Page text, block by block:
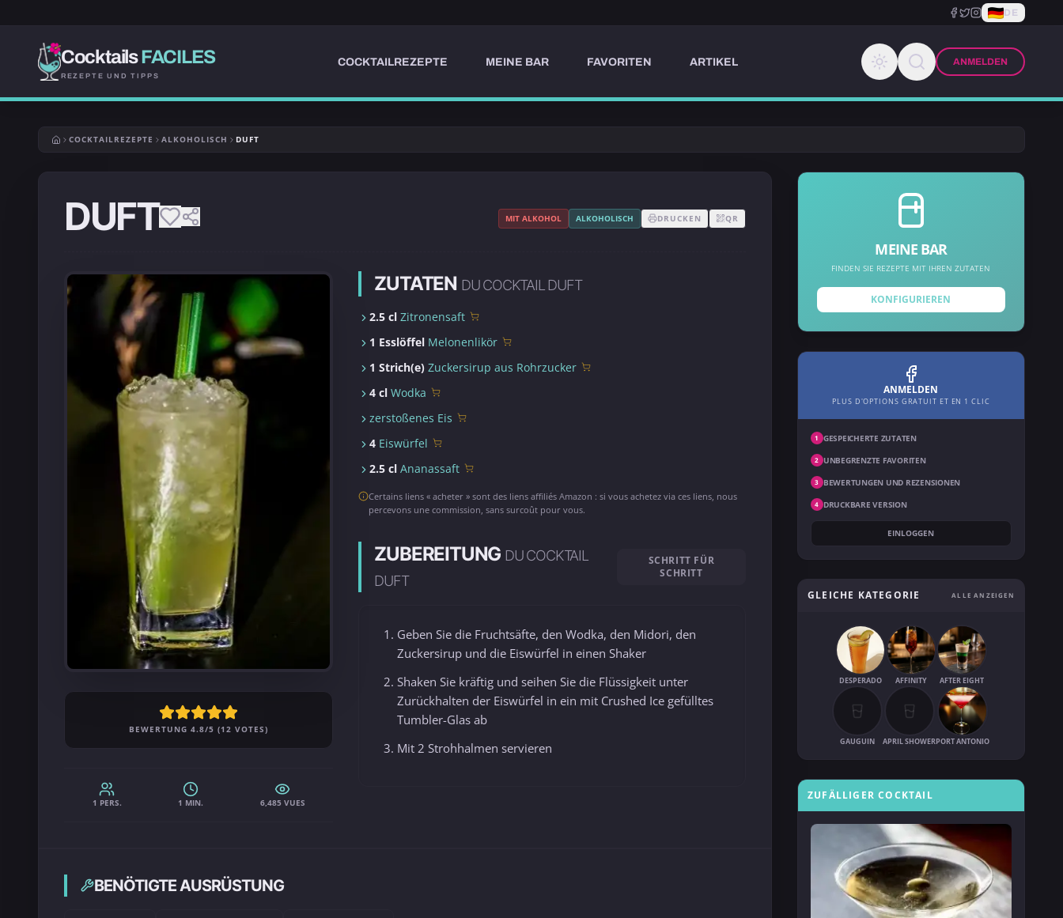
DE
CocktailsFACILES
REZEPTE UND TIPPS
COCKTAILREZEPTE MEINE BAR FAVORITEN ARTIKEL ANMELDEN
COCKTAILREZEPTE ALKOHOLISCH DUFT
DUFT MIT ALKOHOL ALKOHOLISCH DRUCKEN QR
BEWERTUNG 4.8/5 (12 VOTES)
1 PERS. 1 MIN. 6,485 VUES
ZUTATEN DU COCKTAIL DUFT
2.5 clZitronensaft
1 Esslöffel Melonenlikör
1 Strich(e)Zuckersirup aus Rohrzucker
4 clWodka
zerstoßenes Eis
4 Eiswürfel
2.5 clAnanassaft
Certains liens « acheter » sont des liens affiliés Amazon : si vous achetez via ces liens, nous
percevons une commission, sans surcoût pour vous.
ZUBEREITUNG DU COCKTAIL
DUFT
SCHRITT FÜR
SCHRITT
Geben Sie die Fruchtsäfte, den Wodka, den Midori, den
Zuckersirup und die Eiswürfel in einen Shaker
Shaken Sie kräftig und seihen Sie die Flüssigkeit unter
Zurückhalten der Eiswürfel in ein mit Crushed Ice gefülltes
Tumbler-Glas ab
Mit 2 Strohhalmen servieren
BENÖTIGTE AUSRÜSTUNG
MEINE BAR
FINDEN SIE REZEPTE MIT IHREN ZUTATEN
KONFIGURIEREN
ANMELDEN
PLUS D'OPTIONS GRATUIT ET EN 1 CLIC
1 GESPEICHERTE ZUTATEN
2 UNBEGRENZTE FAVORITEN
3 BEWERTUNGEN UND REZENSIONEN
4 DRUCKBARE VERSION
EINLOGGEN
GLEICHE KATEGORIE ALLE ANZEIGEN
DESPERADO AFFINITY AFTER EIGHT
GAUGUIN APRIL SHOWERPORT ANTONIO
ZUFÄLLIGER COCKTAIL